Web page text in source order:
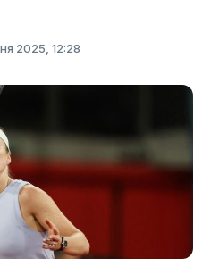
2025, 12:28